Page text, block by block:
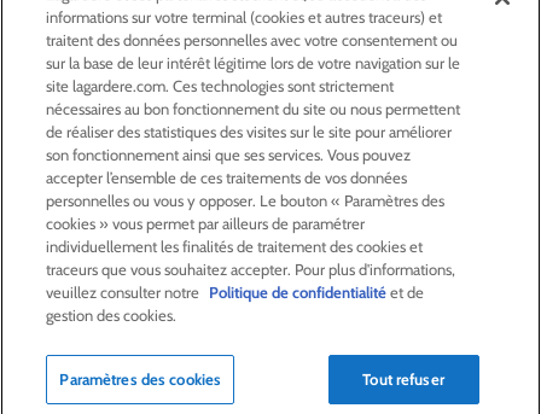
GROUPE
ACTIVITÉS
ACTIONNAIRES &INVESTISSEURS
LA RSECHEZ LAGARDÈRE
LA FONDATIONJEAN‑LUC LAGARDÈRE
CENTRE PRESSE
informations sur votre terminal (cookies et autres traceurs) et
traitent des données personnelles avec votre consentement ou
sur la base de leur intérêt légitime lors de votre navigation sur le
site lagardere.com. Ces technologies sont strictement
nécessaires au bon fonctionnement du site ou nous permettent
de réaliser des statistiques des visites sur le site pour améliorer
son fonctionnement ainsi que ses services. Vous pouvez
accepter l’ensemble de ces traitements de vos données
personnelles ou vous y opposer. Le bouton « Paramètres des
cookies » vous permet par ailleurs de paramétrer
individuellement les finalités de traitement des cookies et
traceurs que vous souhaitez accepter. Pour plus d'informations,
veuillez consulter notre Politique de confidentialitéet de
gestion des cookies.
Paramètres des cookies Tout refuser